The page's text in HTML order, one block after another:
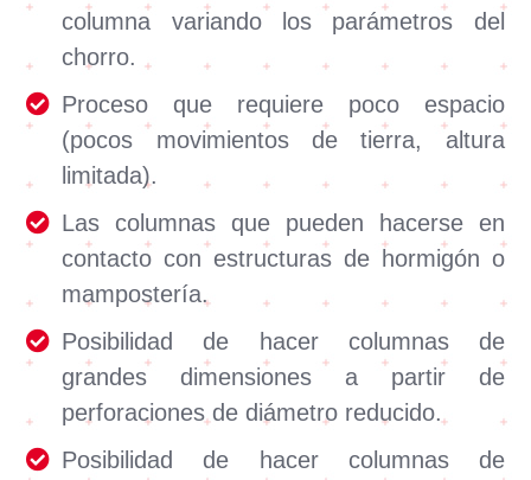
columna variando los parámetros del
chorro.
Proceso que requiere poco espacio
(pocos movimientos de tierra, altura
limitada).
Las columnas que pueden hacerse en
contacto con estructuras de hormigón o
mampostería.
Posibilidad de hacer columnas de
grandes dimensiones a partir de
perforaciones de diámetro reducido.
Posibilidad de hacer columnas de